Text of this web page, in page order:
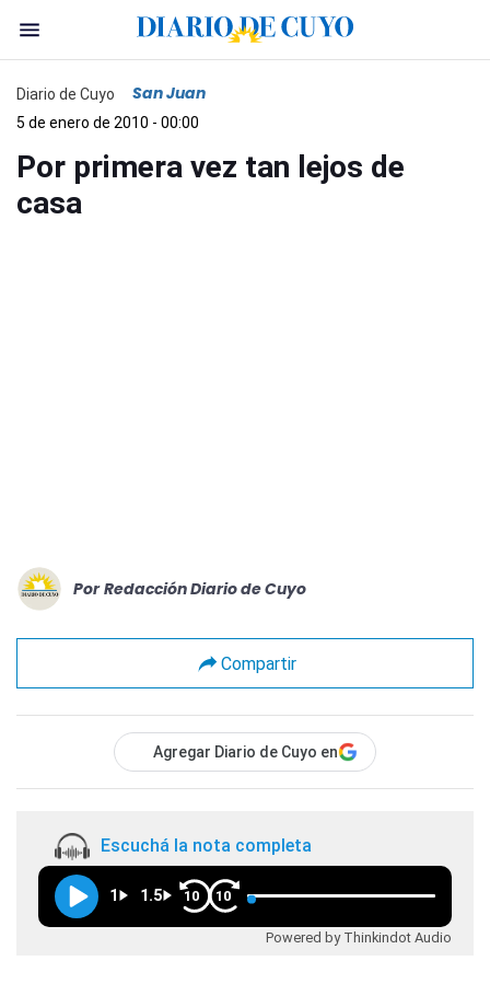
Diario de Cuyo San Juan
5 de enero de 2010 - 00:00
Por primera vez tan lejos de
casa
Por Redacción Diario de Cuyo
Compartir
Agregar Diario de Cuyo en
Escuchá la nota completa
1 1.5 10 10
Powered by Thinkindot Audio